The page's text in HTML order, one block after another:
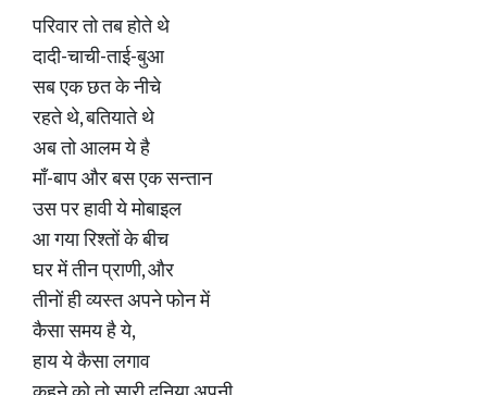
परिवार तो तब होते थे
दादी-चाची-ताई-बुआ
सब एक छत के नीचे
रहते थे, बतियाते थे
अब तो आलम ये है
माँ-बाप और बस एक सन्तान
उस पर हावी ये मोबाइल
आ गया रिश्तों के बीच
घर में तीन प्राणी, और
तीनों ही व्यस्त अपने फोन में
कैसा समय है ये,
हाय ये कैसा लगाव